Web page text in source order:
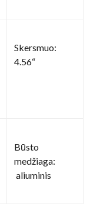
Skersmuo:
4.56“
Būsto
medžiaga:
aliuminis